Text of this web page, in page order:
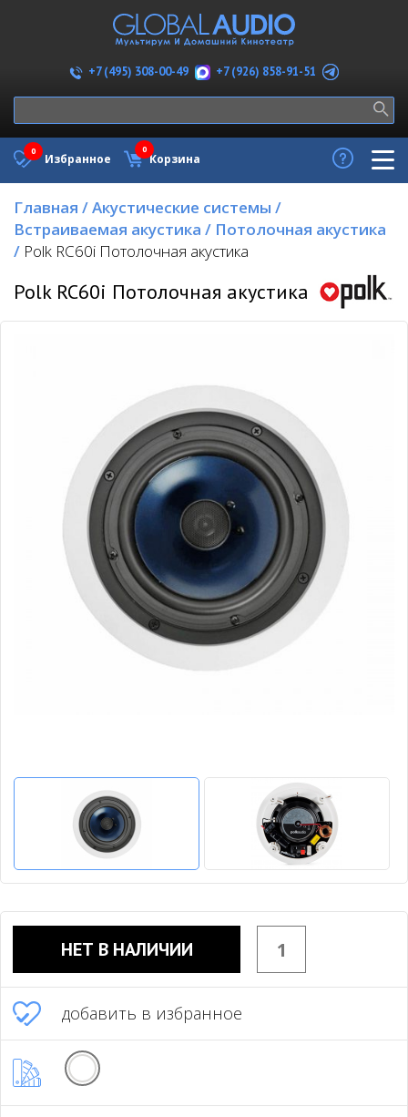
+7 (495) 308-00-49 +7 (926) 858-91-51
Избранное
0
Корзина
0
Главная /Акустические системы /
Встраиваемая акустика / Потолочная акустика
/ Polk RC60i Потолочная акустика
Polk RC60i Потолочная акустика
НЕТ В НАЛИЧИИ
добавить в избранное